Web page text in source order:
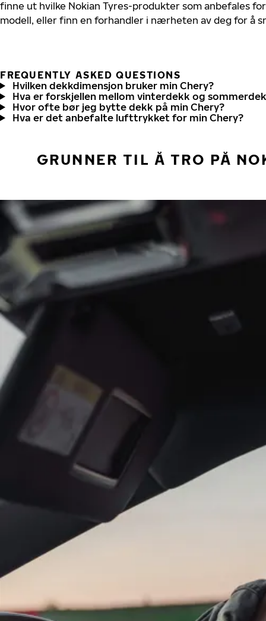
finne ut hvilke Nokian Tyres-produkter som anbefales
modell, eller finn en forhandler i nærheten av deg for å
FREQUENTLY ASKED QUESTIONS
Hvilken dekkdimensjon bruker min Chery?
Hva er forskjellen mellom vinterdekk og
Hvor ofte bør jeg bytte dekk på min Chery?
Hva er det anbefalte lufttrykket for min Chery?
GRUNNER TIL Å TRO PÅ